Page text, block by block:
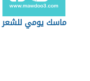
ماسك يومي للشعر